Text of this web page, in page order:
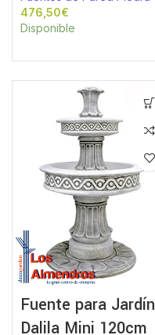
€
Disponible
Fuente para Jardín
Dalila Mini 120cm